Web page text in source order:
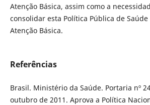
Atenção Básica, assim como a
consolidar esta Política Pública de
Atenção Básica.
Referências
Brasil. Ministério da Saúde. Portaria nº
outubro de 2011. Aprova a Política